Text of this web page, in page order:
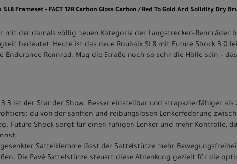
Frameset - FACT 12R Carbon Gloss Carbon / Red To Gold And Solidity Dry
mit der damals völlig neuen Kategorie der Langstrecken-Rennräder
bedeutet. Heute ist das neue Roubaix SL8 mit Future Shock 3.0
Endurance-Rennrad. Mag die Straße noch so sehr die Hölle sein –
3.3 ist der Star der Show. Besser einstellbar und strapazierfähiger
du von der sanften und reibungslosen Lenkerfederung
Future Shock sorgt für einen ruhigen Lenker und mehr Kontrolle,
Sattelklemme lässt der Sattelstütze mehr
Die Pavé Sattelstütze steuert diese Ablenkung gezielt für die